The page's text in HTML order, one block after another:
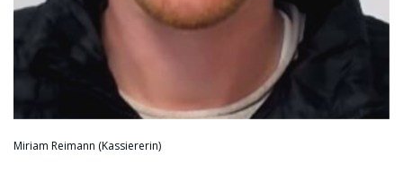
Miriam Reimann (Kassiererin)